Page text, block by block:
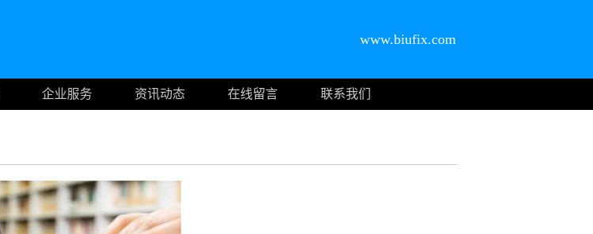
www.biufix.com
企业服务 资讯动态 在线留言
联系我们